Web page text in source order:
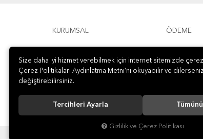
KURUMSAL ÖDEME
Size daha iyi hizmet verebilmek için internet sitemizde
Çerez Politikaları Aydınlatma Metni’ni okuyabilir ve
değiştirebilirsiniz.
Tercihleri Ayarla
Gizlilik ve Çerez Politikası